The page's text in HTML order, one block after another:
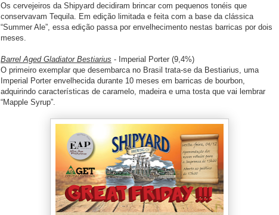
Os cervejeiros da Shipyard decidiram brincar com pequenos tonéis que
conservavam Tequila. Em edição limitada e feita com a base da clássica
“Summer Ale”, essa edição passa por envelhecimento nestas barricas por dois
meses.
Barrel Aged Gladiator Bestiarius - Imperial Porter (9,4%)
O primeiro exemplar que desembarca no Brasil trata-se da Bestiarius, uma
Imperial Porter envelhecida durante 10 meses em barricas de bourbon,
adquirindo características de caramelo, madeira e uma tosta que vai lembrar
“Mapple Syrup”.